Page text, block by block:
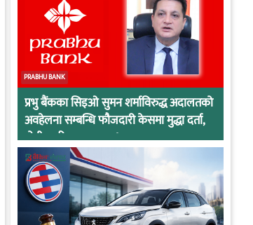
PRABHU BANK
प्रभु बैंकका सिइओ सुमन शर्माविरुद्ध अदालतको
अवहेलना सम्बन्धि फौजदारी केसमा मुद्धा दर्ता,
दोषी ठहरिए जान्छ पद !